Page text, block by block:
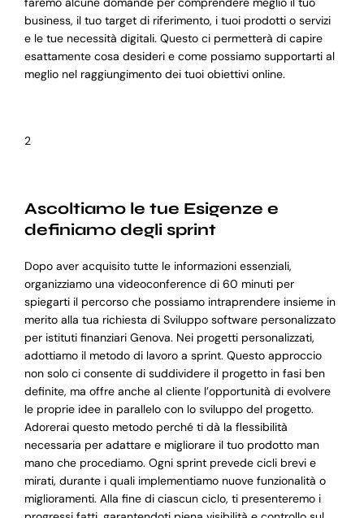
business, il tuo target di riferimento, i tuoi prodotti o servizi
e le tue necessità digitali. Questo ci permetterà di capire
esattamente cosa desideri e come possiamo supportarti al
meglio nel raggiungimento dei tuoi obiettivi online.
2
Ascoltiamo le tue Esigenze e
definiamo degli sprint
Dopo aver acquisito tutte le informazioni essenziali,
organizziamo una videoconference di 60 minuti per
spiegarti il percorso che possiamo intraprendere insieme in
merito alla tua richiesta di Sviluppo software personalizzato
per istituti finanziari Genova. Nei progetti personalizzati,
adottiamo il metodo di lavoro a sprint. Questo approccio
non solo ci consente di suddividere il progetto in fasi ben
definite, ma offre anche al cliente l’opportunità di evolvere
le proprie idee in parallelo con lo sviluppo del progetto.
Adorerai questo metodo perché ti dà la flessibilità
necessaria per adattare e migliorare il tuo prodotto man
mano che procediamo. Ogni sprint prevede cicli brevi e
mirati, durante i quali implementiamo nuove funzionalità o
miglioramenti. Alla fine di ciascun ciclo, ti presenteremo i